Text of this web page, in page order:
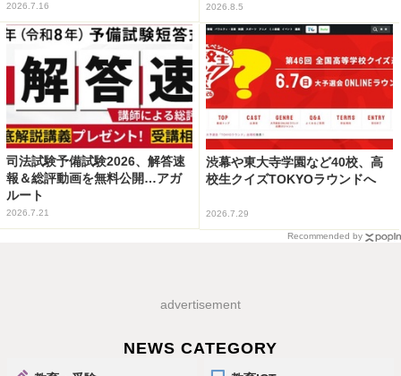
2026.7.16 2026.8.5
司法試験予備試験2026、解答速
報＆総評動画を無料公開…アガ
ルート
2026.7.21
渋幕や東大寺学園など40校、高
校生クイズTOKYOラウンドへ
2026.7.29
Recommended by
advertisement
NEWS CATEGORY